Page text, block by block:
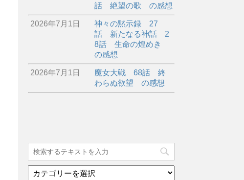
話 絶望の歌 の感想
2026年7月1日
神々の黙示録 27
話 新たなる神話 2
8話 生命の煌めき
の感想
2026年7月1日
魔女大戦 68話 終
わらぬ欲望 の感想